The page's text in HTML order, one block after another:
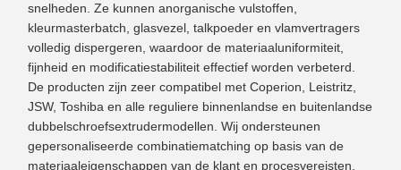
snelheden. Ze kunnen anorganische vulstoffen,
kleurmasterbatch, glasvezel, talkpoeder en vlamvertragers
volledig dispergeren, waardoor de materiaaluniformiteit,
fijnheid en modificatiestabiliteit effectief worden verbeterd.
De producten zijn zeer compatibel met Coperion, Leistritz,
JSW, Toshiba en alle reguliere binnenlandse en buitenlandse
dubbelschroefsextrudermodellen. Wij ondersteunen
gepersonaliseerde combinatiematching op basis van de
materiaaleigenschappen van de klant en procesvereisten.